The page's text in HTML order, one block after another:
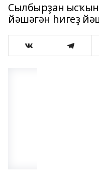
Сылбырҙан
йәшәгән һигеҙ